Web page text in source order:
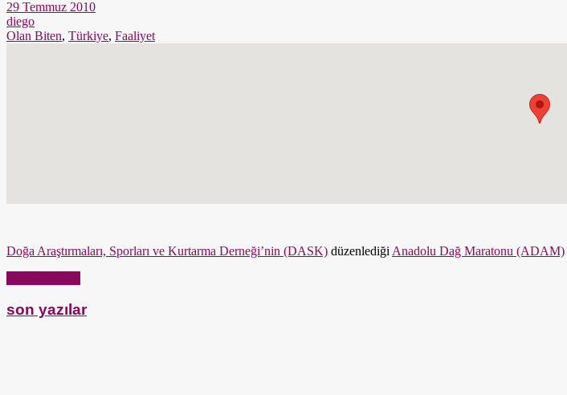
29 Temmuz 2010
diego
Olan Biten, Türkiye, Faaliyet
Doğa Araştırmaları, Sporları ve Kurtarma Derneği’nin (DASK) düzenlediği Anadolu Dağ Maratonu (ADAM)
son yazılar